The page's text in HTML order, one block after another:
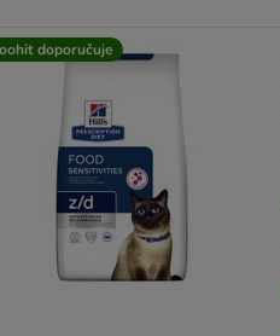
doporučuje